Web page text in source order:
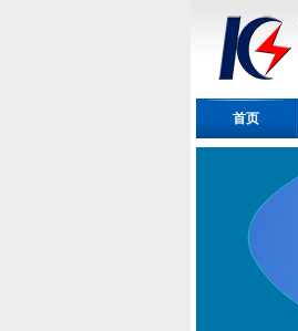
首页